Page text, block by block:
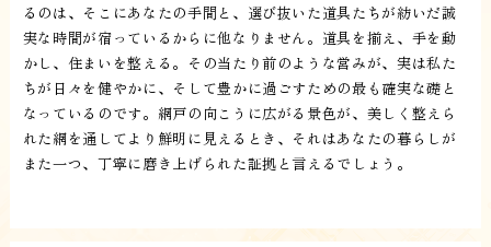
るのは、そこにあなたの手間と、選び抜いた道具たちが紡いだ誠
実な時間が宿っているからに他なりません。道具を揃え、手を動
かし、住まいを整える。その当たり前のような営みが、実は私た
ちが日々を健やかに、そして豊かに過ごすための最も確実な礎と
なっているのです。網戸の向こうに広がる景色が、美しく整えら
れた網を通してより鮮明に見えるとき、それはあなたの暮らしが
また一つ、丁寧に磨き上げられた証拠と言えるでしょう。